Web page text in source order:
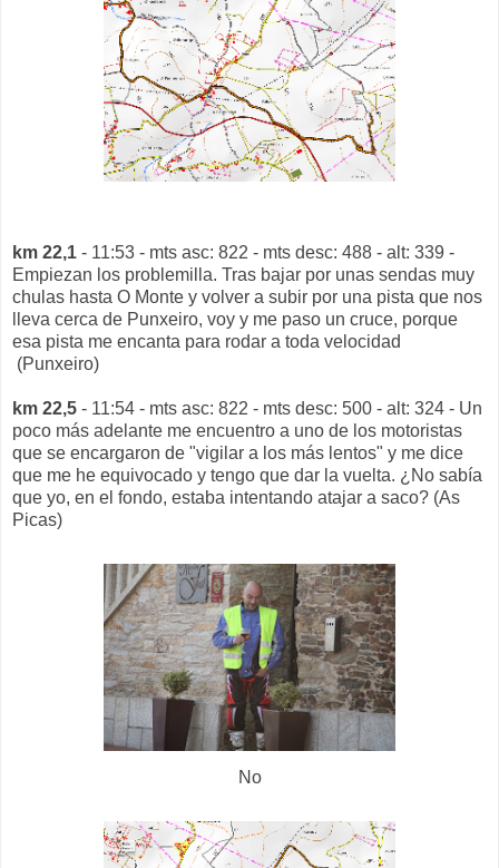
km 22,1 - 11:53 - mts asc: 822 - mts desc: 488 - alt: 339 -
Empiezan los problemilla. Tras bajar por unas sendas muy
chulas hasta O Monte y volver a subir por una pista que nos
lleva cerca de Punxeiro, voy y me paso un cruce, porque
esa pista me encanta para rodar a toda velocidad
(Punxeiro)
km 22,5 - 11:54 - mts asc: 822 - mts desc: 500 - alt: 324 - Un
poco más adelante me encuentro a uno de los motoristas
que se encargaron de "vigilar a los más lentos" y me dice
que me he equivocado y tengo que dar la vuelta. ¿No sabía
que yo, en el fondo, estaba intentando atajar a saco? (As
Picas)
No